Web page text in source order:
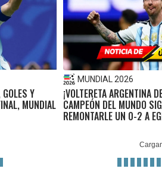
Y
MUNDIAL
MUNDIAL 2026
¡VOLTERETA ARGENTINA
CAMPEÓN DEL MUNDO
REMONTARLE UN 0-2 A